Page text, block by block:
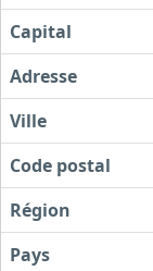
Capital
Adresse
Ville
Code postal
Région
Pays